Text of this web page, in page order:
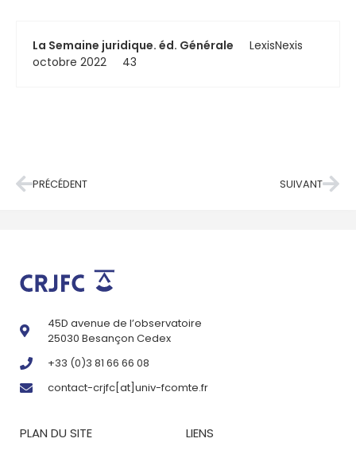
La Semaine juridique. éd. Générale
LexisNexis
octobre 2022
43
PRÉCÉDENT SUIVANT
45D avenue de l’observatoire
25030 Besançon Cedex
+33 (0)3 81 66 66 08
contact-crjfc[at]univ-fcomte.fr
PLAN DU SITE LIENS